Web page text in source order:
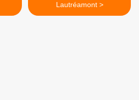
Lautréamont >